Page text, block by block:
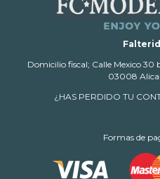
Domicilio fiscal; Calle Mexico 30
03008
¿HAS PERDIDO TU
Formas de